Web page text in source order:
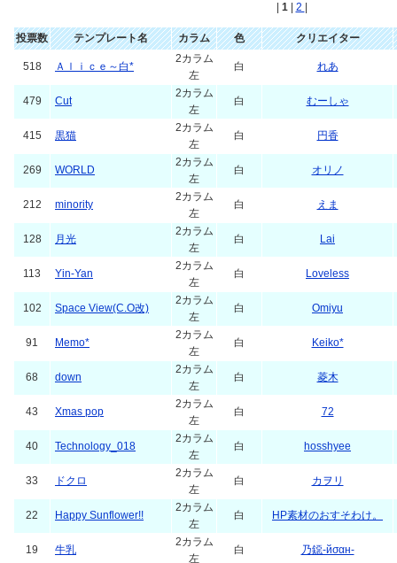
1 2
投票数 テンプレート名 カラム 色 クリエイター
518 Ａｌｉｃｅ～白*
2カラム
左
白 れあ
479 Cut
2カラム
左
白 むーしゃ
415 黒猫
2カラム
左
白 円香
269 WORLD
2カラム
左
白 オリノ
212 minority
2カラム
左
白 えま
128 月光
2カラム
左
白 Lai
113 Yin-Yan
2カラム
左
白 Loveless
102 Space View(C.O改)
2カラム
左
白 Omiyu
91 Memo*
2カラム
左
白 Keiko*
68 down
2カラム
左
白 菱木
43 Xmas pop
2カラム
左
白 72
40 Technology_018
2カラム
左
白 hosshyee
33 ドクロ
2カラム
左
白 カヲリ
22 Happy Sunflower!!
2カラム
左
白 HP素材のおすそわけ。
19 牛乳
2カラム
左
白 乃鐚-йσαн-